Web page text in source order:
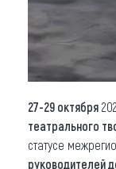
Другие
27-29 октября
театрального
статусе
руководителей